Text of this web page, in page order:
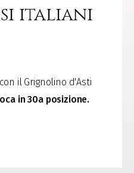
italiani
il Grignolino d'Asti
in 30a posizione.